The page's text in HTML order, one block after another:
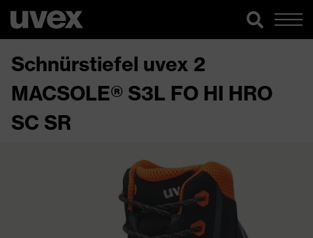
Schnürstiefel uvex 2
MACSOLE® S3L FO HI HRO
SC SR